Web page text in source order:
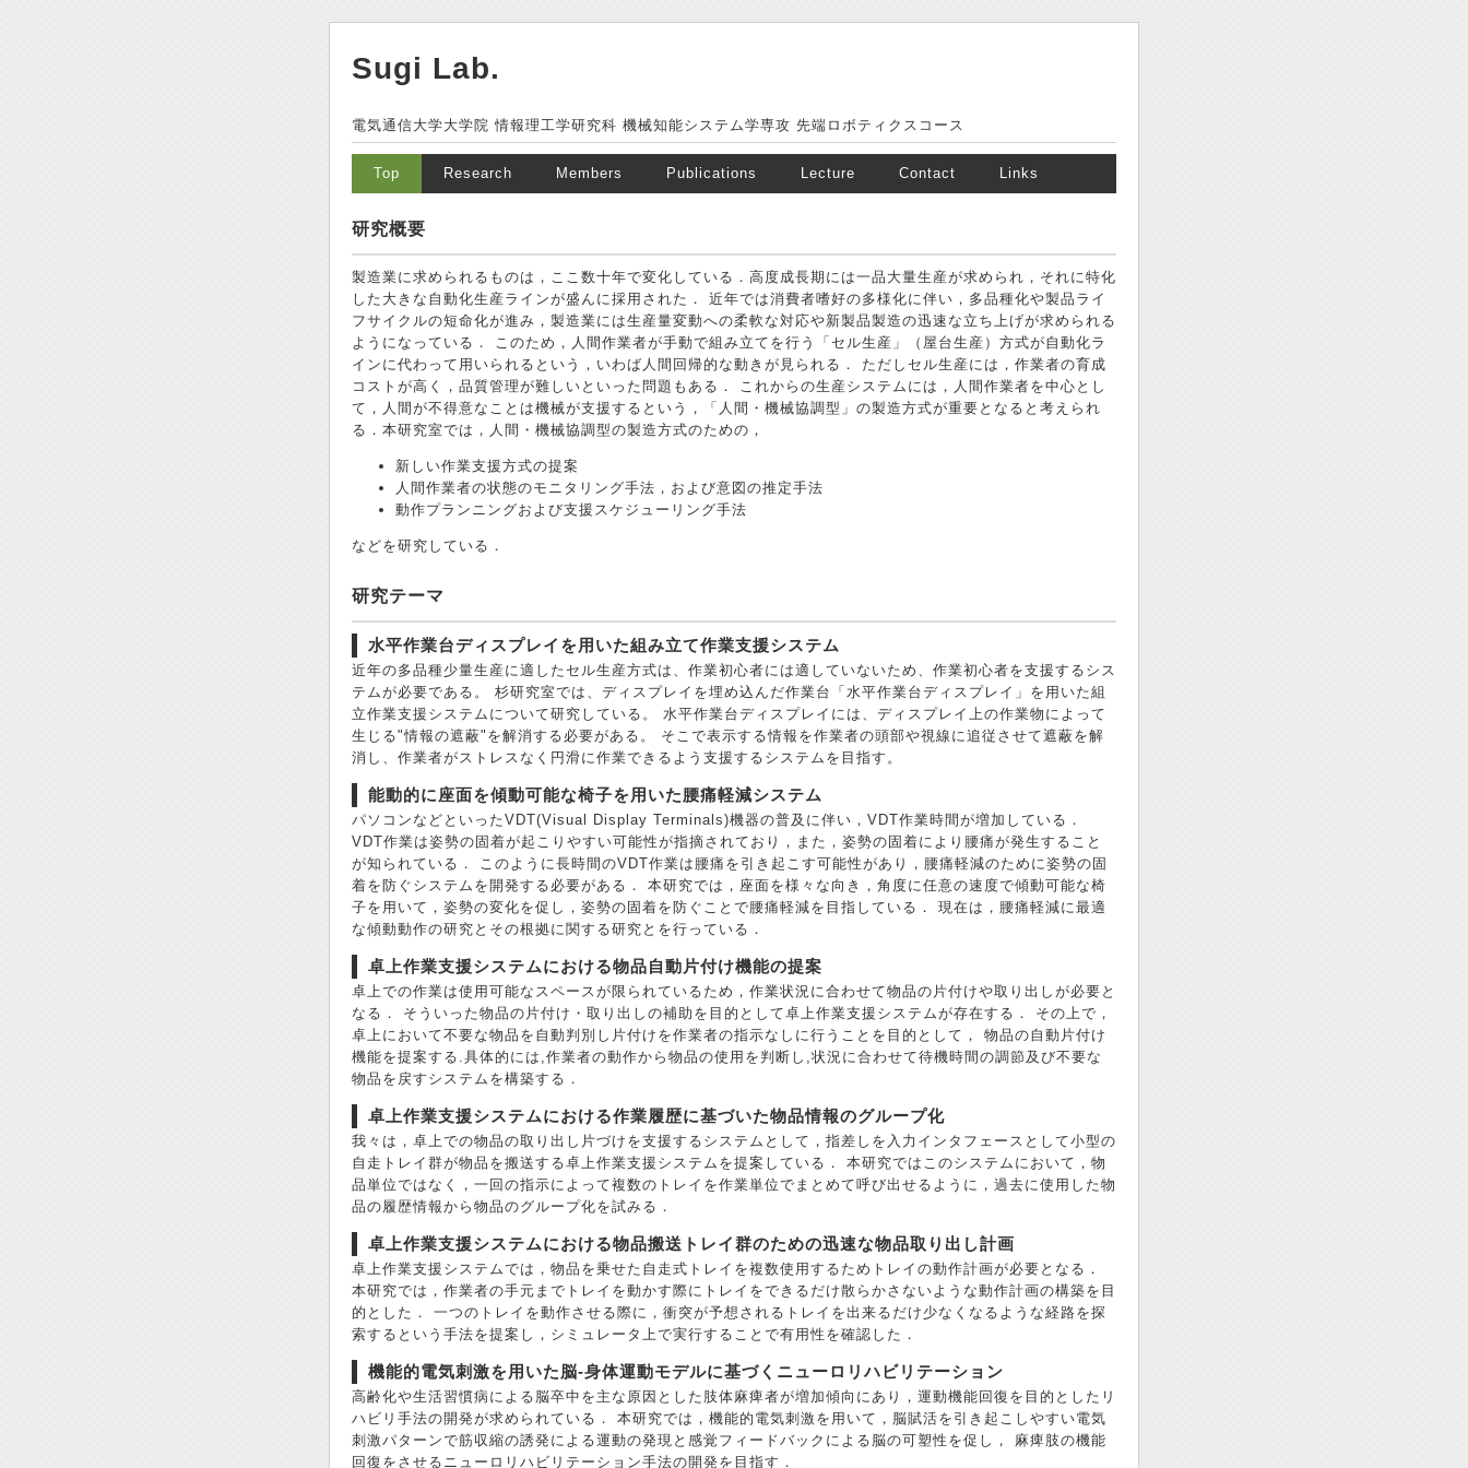
Sugi Lab.
電気通信大学大学院 情報理工学研究科 機械知能システム学専攻 先端ロボティクスコース
Top Research Members Publications Lecture Contact Links
研究概要
製造業に求められるものは，ここ数十年で変化している．高度成長期には一品大量生産が求められ，それに特化
した大きな自動化生産ラインが盛んに採用された． 近年では消費者嗜好の多様化に伴い，多品種化や製品ライ
フサイクルの短命化が進み，製造業には生産量変動への柔軟な対応や新製品製造の迅速な立ち上げが求められる
ようになっている． このため，人間作業者が手動で組み立てを行う「セル生産」（屋台生産）方式が自動化ラ
インに代わって用いられるという，いわば人間回帰的な動きが見られる． ただしセル生産には，作業者の育成
コストが高く，品質管理が難しいといった問題もある． これからの生産システムには，人間作業者を中心とし
て，人間が不得意なことは機械が支援するという，「人間・機械協調型」の製造方式が重要となると考えられ
る．本研究室では，人間・機械協調型の製造方式のための，
新しい作業支援方式の提案
人間作業者の状態のモニタリング手法，および意図の推定手法
動作プランニングおよび支援スケジューリング手法
などを研究している．
研究テーマ
水平作業台ディスプレイを用いた組み立て作業支援システム
近年の多品種少量生産に適したセル生産方式は、作業初心者には適していないため、作業初心者を支援するシス
テムが必要である。 杉研究室では、ディスプレイを埋め込んだ作業台「水平作業台ディスプレイ」を用いた組
立作業支援システムについて研究している。 水平作業台ディスプレイには、ディスプレイ上の作業物によって
生じる"情報の遮蔽"を解消する必要がある。 そこで表示する情報を作業者の頭部や視線に追従させて遮蔽を解
消し、作業者がストレスなく円滑に作業できるよう支援するシステムを目指す。
能動的に座面を傾動可能な椅子を用いた腰痛軽減システム
パソコンなどといったVDT(Visual Display Terminals)機器の普及に伴い，VDT作業時間が増加している．
VDT作業は姿勢の固着が起こりやすい可能性が指摘されており，また，姿勢の固着により腰痛が発生すること
が知られている． このように長時間のVDT作業は腰痛を引き起こす可能性があり，腰痛軽減のために姿勢の固
着を防ぐシステムを開発する必要がある． 本研究では，座面を様々な向き，角度に任意の速度で傾動可能な椅
子を用いて，姿勢の変化を促し，姿勢の固着を防ぐことで腰痛軽減を目指している． 現在は，腰痛軽減に最適
な傾動動作の研究とその根拠に関する研究とを行っている．
卓上作業支援システムにおける物品自動片付け機能の提案
卓上での作業は使用可能なスペースが限られているため，作業状況に合わせて物品の片付けや取り出しが必要と
なる． そういった物品の片付け・取り出しの補助を目的として卓上作業支援システムが存在する． その上で，
卓上において不要な物品を自動判別し片付けを作業者の指示なしに行うことを目的として， 物品の自動片付け
機能を提案する.具体的には,作業者の動作から物品の使用を判断し,状況に合わせて待機時間の調節及び不要な
物品を戻すシステムを構築する．
卓上作業支援システムにおける作業履歴に基づいた物品情報のグループ化
我々は，卓上での物品の取り出し片づけを支援するシステムとして，指差しを入力インタフェースとして小型の
自走トレイ群が物品を搬送する卓上作業支援システムを提案している． 本研究ではこのシステムにおいて，物
品単位ではなく，一回の指示によって複数のトレイを作業単位でまとめて呼び出せるように，過去に使用した物
品の履歴情報から物品のグループ化を試みる．
卓上作業支援システムにおける物品搬送トレイ群のための迅速な物品取り出し計画
卓上作業支援システムでは，物品を乗せた自走式トレイを複数使用するためトレイの動作計画が必要となる．
本研究では，作業者の手元までトレイを動かす際にトレイをできるだけ散らかさないような動作計画の構築を目
的とした． 一つのトレイを動作させる際に，衝突が予想されるトレイを出来るだけ少なくなるような経路を探
索するという手法を提案し，シミュレータ上で実行することで有用性を確認した．
機能的電気刺激を用いた脳-身体運動モデルに基づくニューロリハビリテーション
高齢化や生活習慣病による脳卒中を主な原因とした肢体麻痺者が増加傾向にあり，運動機能回復を目的としたリ
ハビリ手法の開発が求められている． 本研究では，機能的電気刺激を用いて，脳賦活を引き起こしやすい電気
刺激パターンで筋収縮の誘発による運動の発現と感覚フィードバックによる脳の可塑性を促し， 麻痺肢の機能
回復をさせるニューロリハビリテーション手法の開発を目指す．